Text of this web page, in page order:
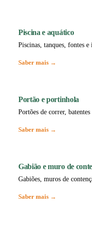
Piscina e aquático
Piscinas, tanques, fontes e
Saber mais →
Portão e portinhola
Portões de correr,
Saber mais →
Gabião e muro de
Gabiões, muros de
Saber mais →